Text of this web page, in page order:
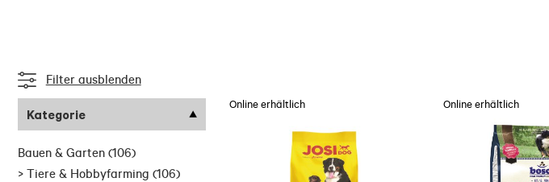
Filter ausblenden
Kategorie
Bauen & Garten (106)
> Tiere & Hobbyfarming (106)
Online erhältlich Online erhältlich